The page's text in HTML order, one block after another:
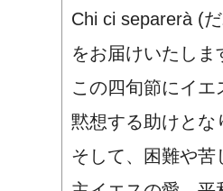
Chi ci separerà (
をお届けいたしま
この四旬節にイ
黙想する助けとな
そして、困難や苦